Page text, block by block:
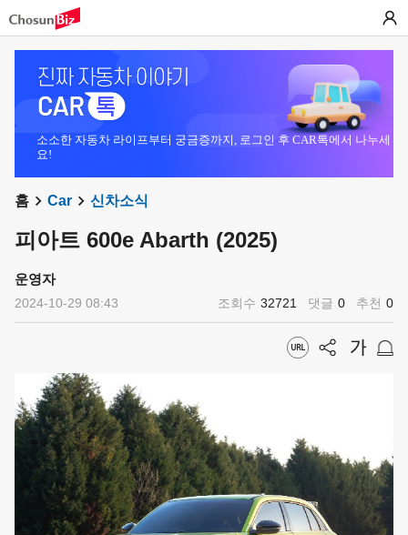
소소한 자동차 라이프부터 궁금증까지, 로그인 후 CAR톡에서 나누세
요!
홈 Car 신차소식
피아트 600e Abarth (2025)
운영자
2024-10-29 08:43 조회수 32721 댓글 0 추천 0